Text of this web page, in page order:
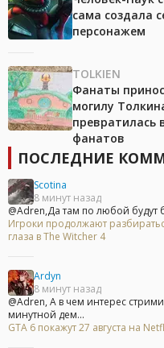
сама создала
персонажем
TOLKIEN
Фанаты
могилу
превратилась
фанатов
ПОСЛЕДНИЕ
Scotina
8 минут назад
@Adren,Да там по любой будут
Игроки продолжают
глаза в The Witcher 4
Ardyn
8 минут назад
@Adren, А в чем интерес
минутной дем...
GTA 6 покажут 27 августа на